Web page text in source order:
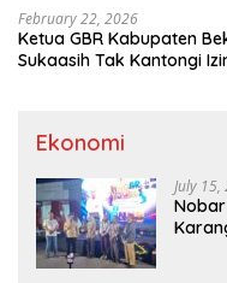
February 22, 2026
Ketua GBR Kabupaten
Sukaasih Tak Kantongi
Ekonomi
July 15,